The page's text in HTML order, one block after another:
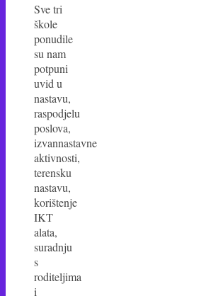
Sve tri
škole
ponudile
su nam
potpuni
uvid u
nastavu,
raspodjelu
poslova,
izvannastavne
aktivnosti,
terensku
nastavu,
korištenje
IKT
alata,
suradnju
s
roditeljima
i